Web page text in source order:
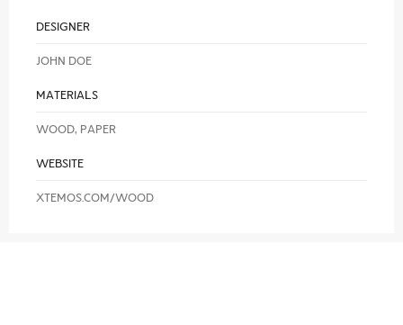
DESIGNER
JOHN DOE
MATERIALS
WOOD, PAPER
WEBSITE
XTEMOS.COM/WOOD